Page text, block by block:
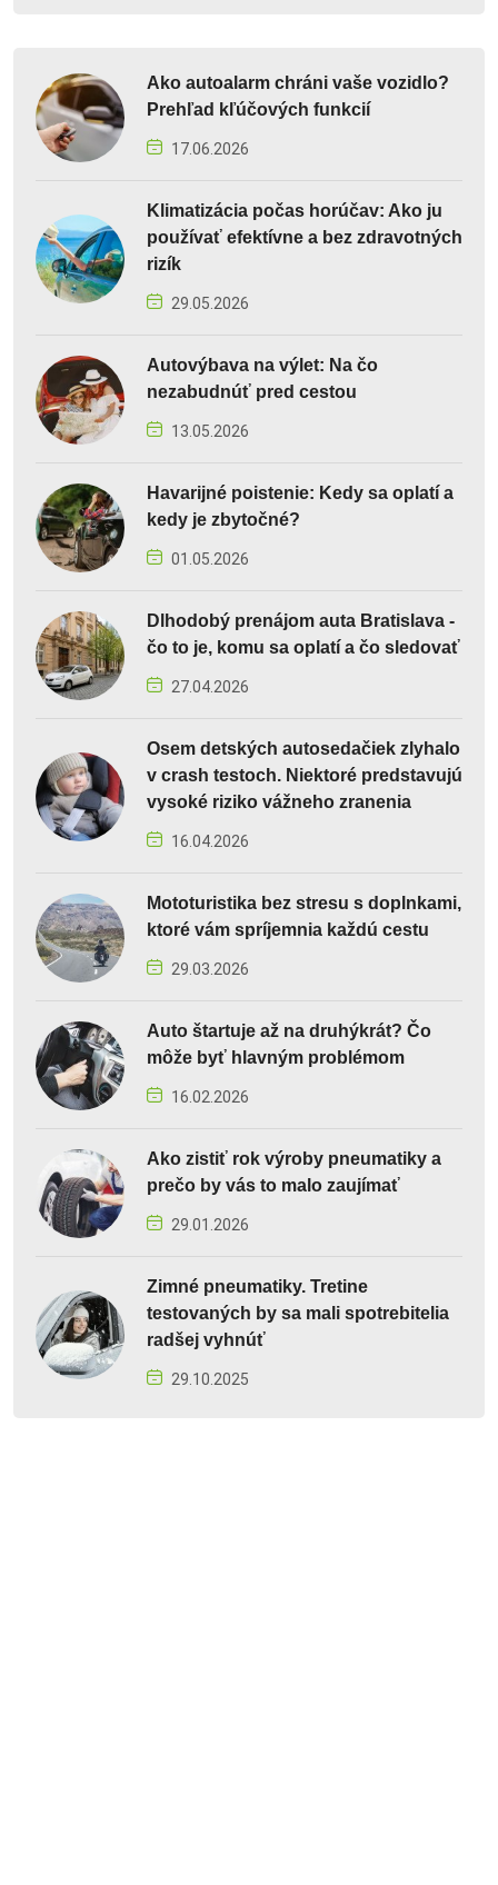
Ako autoalarm chráni vaše vozidlo?
Prehľad kľúčových funkcií
17.06.2026
Klimatizácia počas horúčav: Ako ju
používať efektívne a bez zdravotných
rizík
29.05.2026
Autovýbava na výlet: Na čo
nezabudnúť pred cestou
13.05.2026
Havarijné poistenie: Kedy sa oplatí a
kedy je zbytočné?
01.05.2026
Dlhodobý prenájom auta Bratislava -
čo to je, komu sa oplatí a čo sledovať
27.04.2026
Osem detských autosedačiek zlyhalo
v crash testoch. Niektoré predstavujú
vysoké riziko vážneho zranenia
16.04.2026
Mototuristika bez stresu s doplnkami,
ktoré vám spríjemnia každú cestu
29.03.2026
Auto štartuje až na druhýkrát? Čo
môže byť hlavným problémom
16.02.2026
Ako zistiť rok výroby pneumatiky a
prečo by vás to malo zaujímať
29.01.2026
Zimné pneumatiky. Tretine
testovaných by sa mali spotrebitelia
radšej vyhnúť
29.10.2025